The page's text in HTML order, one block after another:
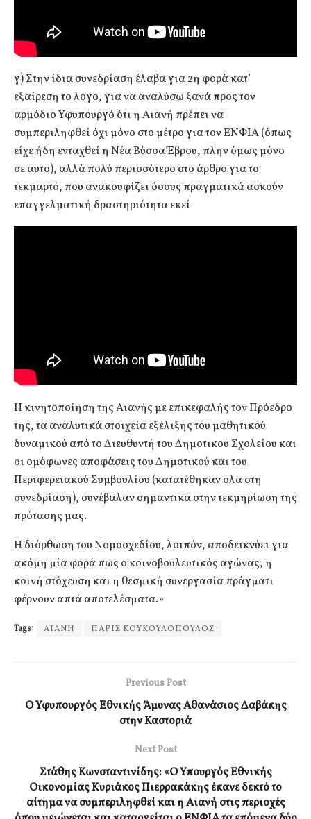
γ) Στην ίδια συνεδρίαση έλαβα για 2η φορά κατ’
εξαίρεση το λόγο, για να αναλύσω ξανά προς τον
αρμόδιο Υφυπουργό ότι η Αιανή πρέπει να
συμπεριληφθεί όχι μόνο στο μέτρο για τον ΕΝΦΙΑ (όπως
είχε ήδη ενταχθεί η Νέα Βύσσα Έβρου, πλην όμως μόνο
σε αυτό), αλλά πολύ περισσότερο στο άρθρο για το
τεκμαρτό, που ανακουφίζει όσους πραγματικά ασκούν
επαγγελματική δραστηριότητα εκεί
Η κινητοποίηση της Αιανής με επικεφαλής τον Πρόεδρο
της, τα αναλυτικά στοιχεία εξέλιξης του μαθητικού
δυναμικού από το Διευθυντή του Δημοτικού Σχολείου και
οι ομόφωνες αποφάσεις του Δημοτικού και του
Περιφερειακού Συμβουλίου (κατατέθηκαν όλα στη
συνεδρίαση), συνέβαλαν σημαντικά στην τεκμηρίωση της
πρότασης μας.
Η διόρθωση του Νομοσχεδίου, λοιπόν, αποδεικνύει για
ακόμη μία φορά πως ο κοινοβουλευτικός αγώνας, η
κοινή στόχευση και η θεσμική συνεργασία πράγματι
φέρνουν απτά αποτελέσματα.»
Tags: ΑΙΑΝΗ ΠΑΡΙΣ ΚΟΥΚΟΥΛΟΠΟΥΛΟΣ
Previous Post
Ο Υφυπουργός Εθνικής Άμυνας Αθανάσιος Δαβάκης
στην Καστοριά
Next Post
Στάθης Κωνσταντινίδης: «Ο Υπουργός Εθνικής
Οικονομίας Κυριάκος Πιερρακάκης έκανε δεκτό το
αίτημα να συμπεριληφθεί και η Αιανή στις περιοχές